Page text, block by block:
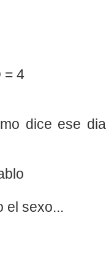
= 4
dice ese
el sexo...